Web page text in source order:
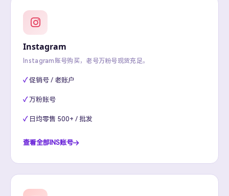
Instagram
Instagram账号购买，老号万粉号现货充足。
促销号 / 老账户
万粉账号
日均零售 500+ / 批发
查看全部INS账号